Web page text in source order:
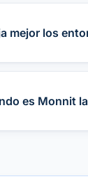
mejor los
es Monnit